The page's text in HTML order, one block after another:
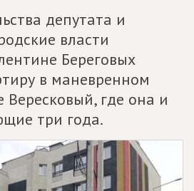
депутата и
власти
Береговых
в маневренном
Вересковый, где она и
три года.